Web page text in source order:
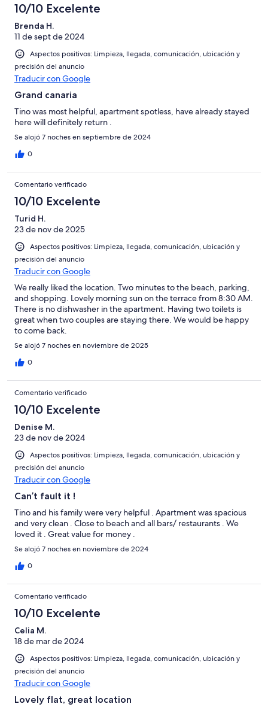
10/10 Excelente
Brenda H.
11 de sept de 2024
Aspectos positivos: Limpieza, llegada, comunicación, ubicación y
precisión del anuncio
Traducir con Google
Grand canaria
Tino was most helpful, apartment spotless, have already stayed
here will definitely return .
Se alojó 7 noches en septiembre de 2024
0
Comentario verificado
10/10 Excelente
Turid H.
23 de nov de 2025
Aspectos positivos: Limpieza, llegada, comunicación, ubicación y
precisión del anuncio
Traducir con Google
We really liked the location. Two minutes to the beach, parking,
and shopping. Lovely morning sun on the terrace from 8:30 AM.
There is no dishwasher in the apartment. Having two toilets is
great when two couples are staying there. We would be happy
to come back.
Se alojó 7 noches en noviembre de 2025
0
Comentario verificado
10/10 Excelente
Denise M.
23 de nov de 2024
Aspectos positivos: Limpieza, llegada, comunicación, ubicación y
precisión del anuncio
Traducir con Google
Can’t fault it !
Tino and his family were very helpful . Apartment was spacious
and very clean . Close to beach and all bars/ restaurants . We
loved it . Great value for money .
Se alojó 7 noches en noviembre de 2024
0
Comentario verificado
10/10 Excelente
Celia M.
18 de mar de 2024
Aspectos positivos: Limpieza, llegada, comunicación, ubicación y
precisión del anuncio
Traducir con Google
Lovely flat, great location